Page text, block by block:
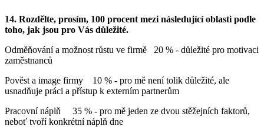
14. Rozdělte, prosím, 100 procent mezi následující oblasti podle
toho, jak jsou pro Vás důležité.
Odměňování a možnost růstu ve firmě 20 % - důležité pro motivaci
zaměstnanců
Pověst a image firmy 10 % - pro mě není tolik důležité, ale
usnadňuje práci a přístup k externím partnerům
Pracovní náplň 35 % - pro mě jeden ze dvou stěžejních faktorů,
neboť tvoří konkrétní náplň dne